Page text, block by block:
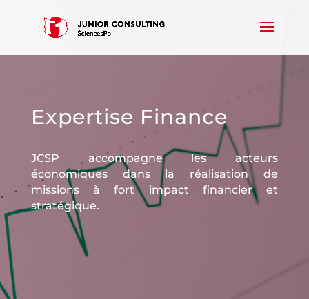
Expertise Finance
JCSP accompagne les acteurs
économiques dans la réalisation de
missions à fort impact financier et
stratégique.